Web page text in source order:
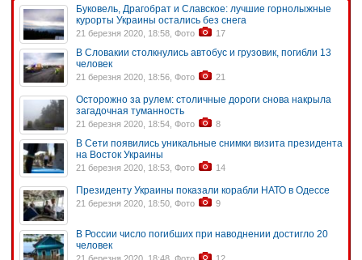
Буковель, Драгобрат и Славское: лучшие горнолыжные
курорты Украины остались без снега
21 березня 2020, 18:58, Фото 17
В Словакии столкнулись автобус и грузовик, погибли 13
человек
21 березня 2020, 18:56, Фото 21
Осторожно за рулем: столичные дороги снова накрыла
загадочная туманность
21 березня 2020, 18:54, Фото 8
В Сети появились уникальные снимки визита президента
на Восток Украины
21 березня 2020, 18:53, Фото 14
Президенту Украины показали корабли НАТО в Одессе
21 березня 2020, 18:50, Фото 9
В России число погибших при наводнении достигло 20
человек
21 березня 2020, 18:48, Фото 12